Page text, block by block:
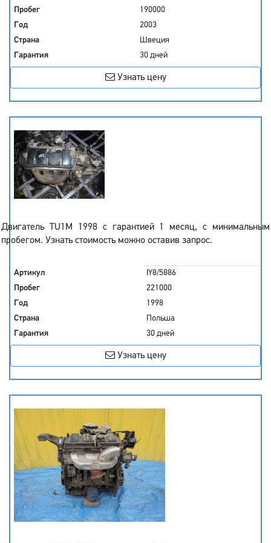
Пробег
190000
Год
2003
Страна
Швеция
Гарантия
30 дней
Узнать цену
Двигатель TU1M 1998 с гарантией 1 месяц, с минимальным
пробегом. Узнать стоимость можно оставив запрос.
Артикул
IY8/5886
Пробег
221000
Год
1998
Страна
Польша
Гарантия
30 дней
Узнать цену